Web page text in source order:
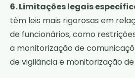
6. Limitações legais
têm leis mais rigorosas em
de funcionários, como
a monitorização de
de vigilância e monitorização